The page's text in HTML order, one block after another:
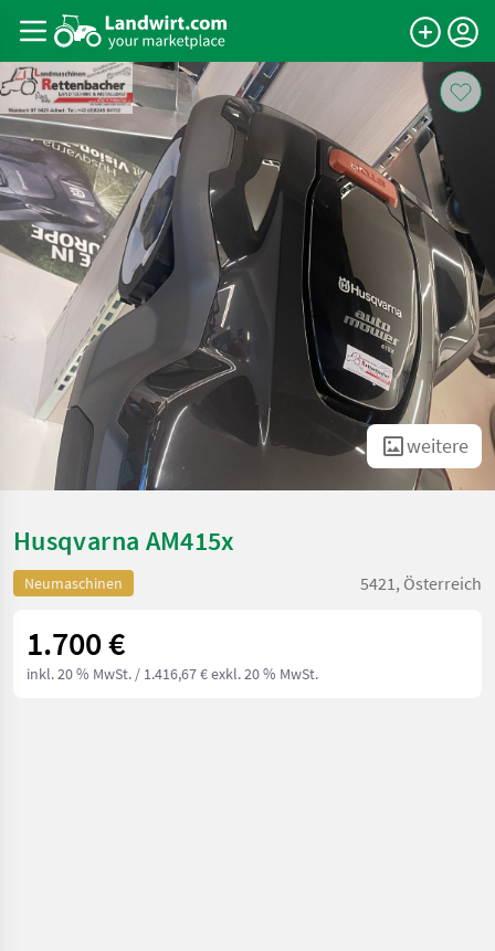
weitere
Husqvarna AM415x
Neumaschinen 5421, Österreich
1.700 €
inkl. 20 % MwSt. / 1.416,67 € exkl. 20 % MwSt.